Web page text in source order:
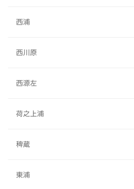
西浦
西川原
西源左
荷之上浦
稗蔵
東浦